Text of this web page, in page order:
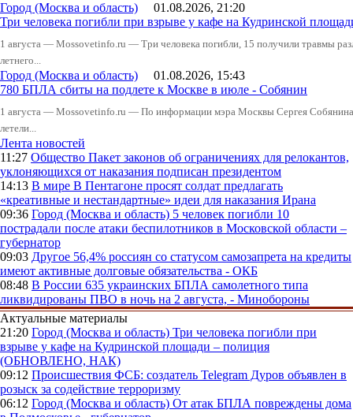
Город (Москва и область) 01.08.2026, 21:20
Три человека погибли при взрыве у кафе на Кудринской
1 августа — Mossovetinfo.ru — Три человека погибли, 15 получили травмы
летнего...
Город (Москва и область) 01.08.2026, 15:43
780 БПЛА сбиты на подлете к Москве в июле - Собянин
1 августа — Mossovetinfo.ru — По информации мэра Москвы Сергея
летели...
Лента новостей
11:27 Общество Пакет законов об ограничениях для релокантов,
уклоняющихся от наказания подписан президентом
14:13 В мире В Пентагоне просят солдат предлагать
«креативные и нестандартные» идеи для наказания Ирана
09:36 Город (Москва и область) 5 человек погибли 10
пострадали после атаки беспилотников в Московской области –
губернатор
09:03 Другое 56,4% россиян со статусом самозапрета на кредиты
имеют активные долговые обязательства - ОКБ
08:48 В России 635 украинских БПЛА самолетного типа
ликвидированы ПВО в ночь на 2 августа, - Минобороны
Актуальные материалы
21:20 Город (Москва и область) Три человека погибли при
взрыве у кафе на Кудринской площади – полиция
(ОБНОВЛЕНО, НАК)
09:12 Происшествия ФСБ: создатель Telegram Дуров объявлен в
розыск за содействие терроризму
06:12 Город (Москва и область) От атак БПЛА повреждены дома